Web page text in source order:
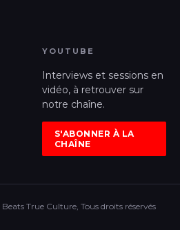
YOUTUBE
Interviews et sessions en
vidéo, à retrouver sur
notre chaîne.
S'ABONNER À LA
CHAÎNE
True Culture, Tous droits réservés